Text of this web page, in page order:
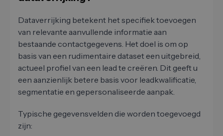
Dataverrijking betekent het specifiek toevoegen
van relevante aanvullende informatie aan
bestaande contactgegevens. Het doel is om op
basis van een rudimentaire dataset een uitgebreid,
actueel profiel van een lead te creëren. Dit geeft u
een aanzienlijk betere basis voor leadkwalificatie,
segmentatie en gepersonaliseerde aanpak.
Typische gegevensvelden die worden toegevoegd
zijn: